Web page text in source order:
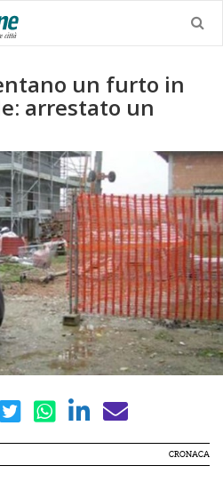
un furto in
arrestato un
CRONACA